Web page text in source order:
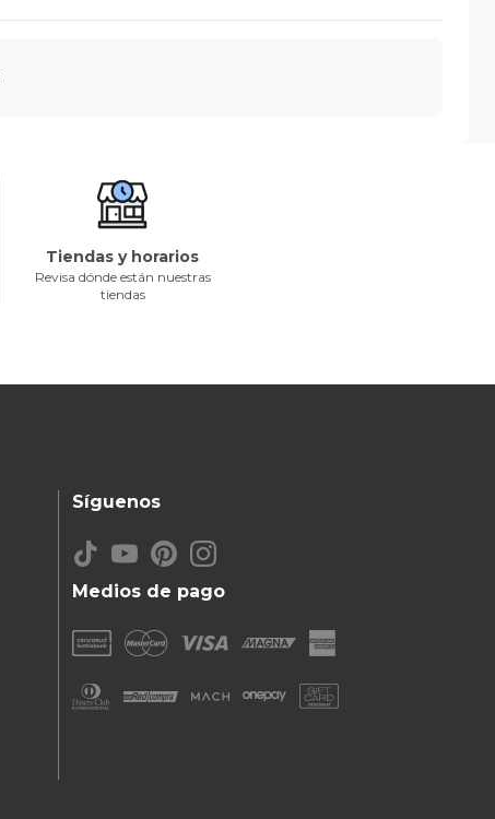
Tiendas y horarios
Revisa dónde están nuestras
tiendas
Medios de pago
Síguenos